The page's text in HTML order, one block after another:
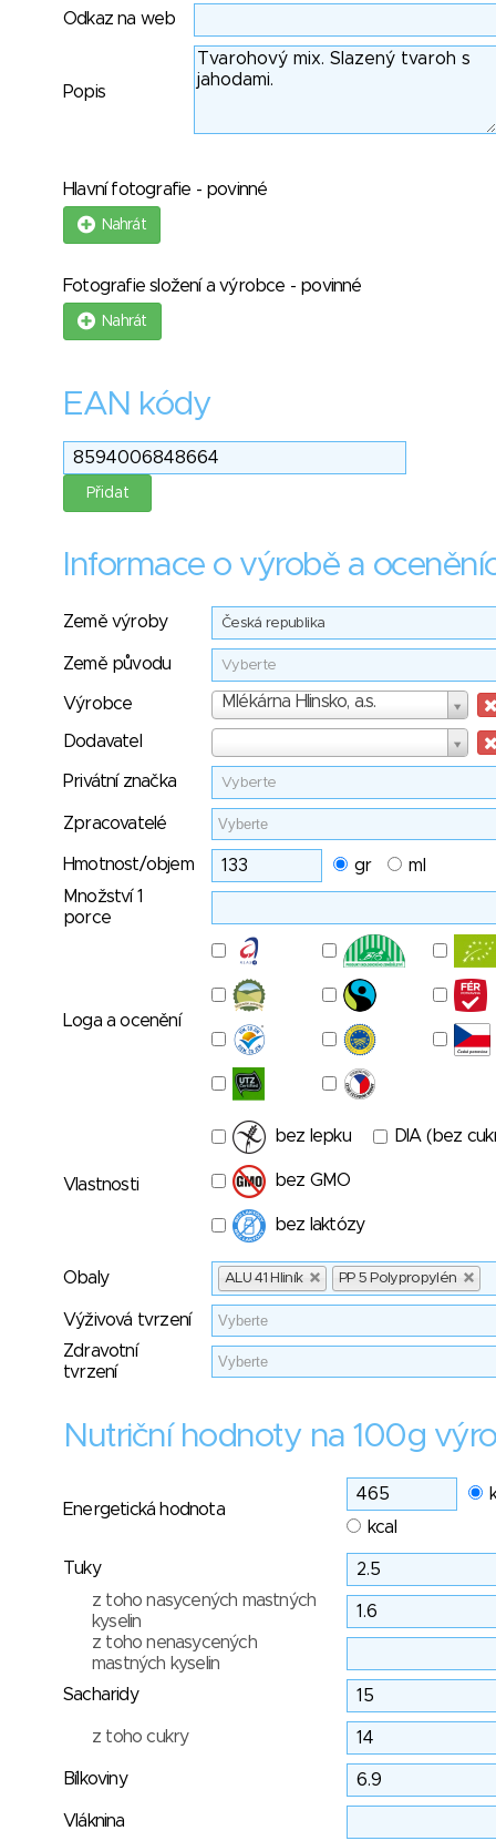
Odkaz na web
Popis
Hlavní fotografie - povinné
Nahrát
Fotografie složení a výrobce - povinné
Nahrát
EAN kódy
Informace o výrobě a
Země výroby Česká republika
Země původu Vyberte
Výrobce Mlékárna Hlinsko, a.s.
Výrobce
Dodavatel
Privátní značka Vyberte
Zpracovatelé
Hmotnost/objem gr
ml
Množství 1
porce
Loga a ocenění
Vlastnosti
bez lepku DIA (bez
bez GMO
bez laktózy
Obaly ALU 41 Hliník PP 5 Polypropylén
Výživová tvrzení
Zdravotní
tvrzení
Nutriční hodnoty na 100g
Energetická hodnota
kcal
Tuky
z toho nasycených mastných
kyselin
z toho nenasycených
mastných kyselin
Sacharidy
z toho cukry
Bílkoviny
Vláknina